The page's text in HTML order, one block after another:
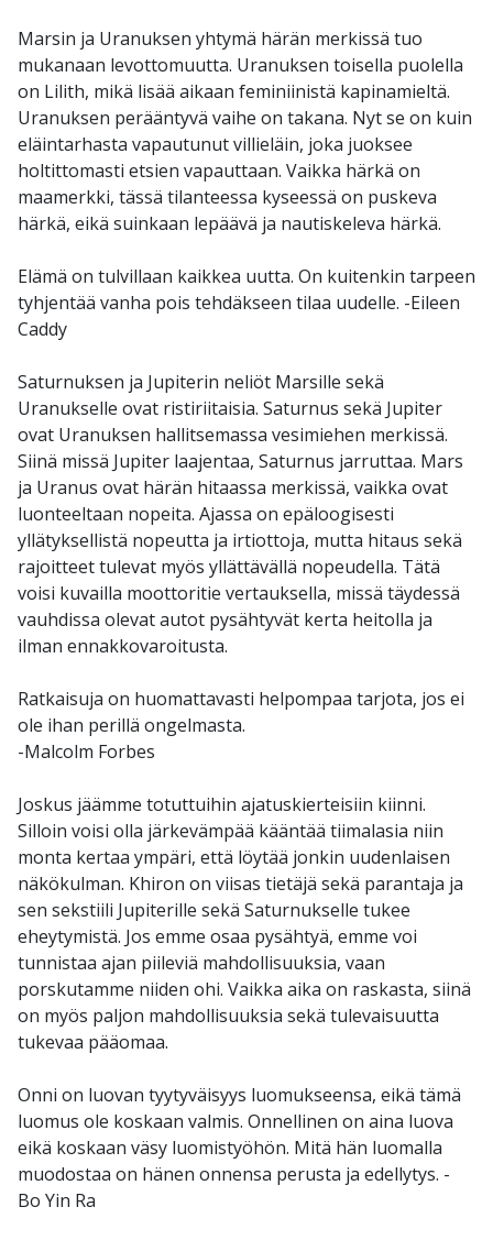
Marsin ja Uranuksen yhtymä härän merkissä tuo
mukanaan levottomuutta. Uranuksen toisella puolella
on Lilith, mikä lisää aikaan feminiinistä kapinamieltä.
Uranuksen perääntyvä vaihe on takana. Nyt se on kuin
eläintarhasta vapautunut villieläin, joka juoksee
holtittomasti etsien vapauttaan. Vaikka härkä on
maamerkki, tässä tilanteessa kyseessä on puskeva
härkä, eikä suinkaan lepäävä ja nautiskeleva härkä.
Elämä on tulvillaan kaikkea uutta. On kuitenkin tarpeen
tyhjentää vanha pois tehdäkseen tilaa uudelle. -Eileen
Caddy
Saturnuksen ja Jupiterin neliöt Marsille sekä
Uranukselle ovat ristiriitaisia. Saturnus sekä Jupiter
ovat Uranuksen hallitsemassa vesimiehen merkissä.
Siinä missä Jupiter laajentaa, Saturnus jarruttaa. Mars
ja Uranus ovat härän hitaassa merkissä, vaikka ovat
luonteeltaan nopeita. Ajassa on epäloogisesti
yllätyksellistä nopeutta ja irtiottoja, mutta hitaus sekä
rajoitteet tulevat myös yllättävällä nopeudella. Tätä
voisi kuvailla moottoritie vertauksella, missä täydessä
vauhdissa olevat autot pysähtyvät kerta heitolla ja
ilman ennakkovaroitusta.
Ratkaisuja on huomattavasti helpompaa tarjota, jos ei
ole ihan perillä ongelmasta.
-Malcolm Forbes
Joskus jäämme totuttuihin ajatuskierteisiin kiinni.
Silloin voisi olla järkevämpää kääntää tiimalasia niin
monta kertaa ympäri, että löytää jonkin uudenlaisen
näkökulman. Khiron on viisas tietäjä sekä parantaja ja
sen sekstiili Jupiterille sekä Saturnukselle tukee
eheytymistä. Jos emme osaa pysähtyä, emme voi
tunnistaa ajan piileviä mahdollisuuksia, vaan
porskutamme niiden ohi. Vaikka aika on raskasta, siinä
on myös paljon mahdollisuuksia sekä tulevaisuutta
tukevaa pääomaa.
Onni on luovan tyytyväisyys luomukseensa, eikä tämä
luomus ole koskaan valmis. Onnellinen on aina luova
eikä koskaan väsy luomistyöhön. Mitä hän luomalla
muodostaa on hänen onnensa perusta ja edellytys. -
Bo Yin Ra